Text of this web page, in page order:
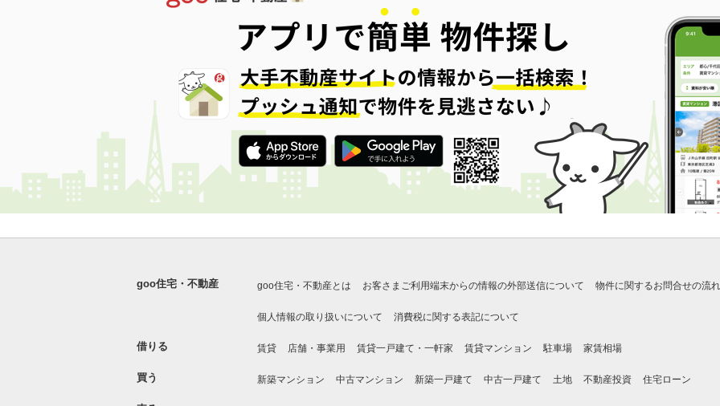
goo住宅・不動産 goo住宅・不動産とは お客さまご利用端末からの情報の外部送信について 物件に関するお問合せの流れ
個人情報の取り扱いについて 消費税に関する表記について
借りる 賃貸 店舗・事業用 賃貸一戸建て・一軒家 賃貸マンション 駐車場 家賃相場
買う 新築マンション 中古マンション 新築一戸建て 中古一戸建て 土地 不動産投資 住宅ローン